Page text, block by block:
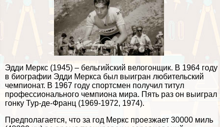
Эдди Меркс (1945) – бельгийский велогонщик. В 1964 году
в биографии Эдди Меркса был выигран любительский
чемпионат. В 1967 году спортсмен получил титул
профессионального чемпиона мира. Пять раз он выиграл
гонку Тур-де-Франц (1969-1972, 1974).
Предполагается, что за год Меркс проезжает 30000 миль